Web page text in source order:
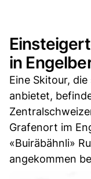
in
Eine Skitour,
anbietet,
Grafenort im
«Buiräbähnli»
angekommen